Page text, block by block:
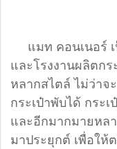
แมท คอนเนอร์ เ
และโรงงานผลิตกร
หลากสไตล์ ไม่ว่าจ
กระเป๋าพับได้ กระเ
และอีกมากมายหล
มาประยุกต์ เพื่อให้